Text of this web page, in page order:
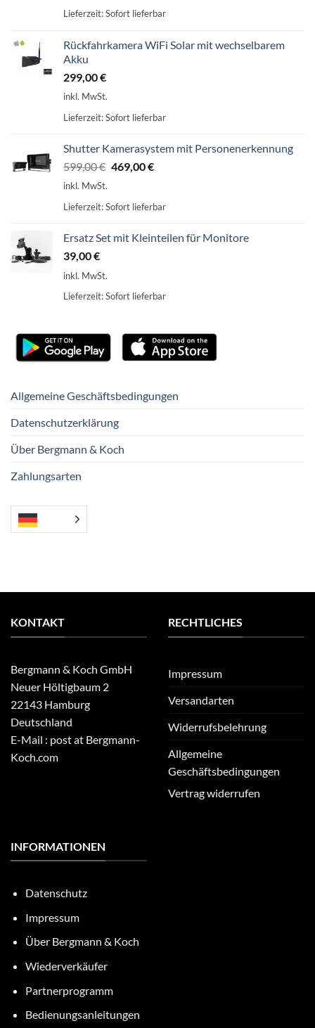
Lieferzeit:Sofort lieferbar
Rückfahrkamera WiFi Solar mit wechselbarem
Akku
299,00€
inkl. MwSt.
Lieferzeit:Sofort lieferbar
Shutter Kamerasystem mit Personenerkennung
599,00€ Ursprünglicher
599,00 €
469,00€Aktueller
469,00 €.
inkl. MwSt.
Lieferzeit:Sofort lieferbar
Ersatz Set mit Kleinteilen für Monitore
39,00€
inkl. MwSt.
Lieferzeit:Sofort lieferbar
Allgemeine Geschäftsbedingungen
Datenschutzerklärung
Über Bergmann & Koch
Zahlungsarten
KONTAKT
Bergmann & Koch GmbH
Neuer Höltigbaum 2
22143 Hamburg
Deutschland
E-Mail : post at Bergmann-
Koch.com
RECHTLICHES
Impressum
Versandarten
Widerrufsbelehrung
Allgemeine
Geschäftsbedingungen
Vertrag widerrufen
INFORMATIONEN
Datenschutz
Impressum
Über Bergmann & Koch
Wiederverkäufer
Partnerprogramm
Bedienungsanleitungen